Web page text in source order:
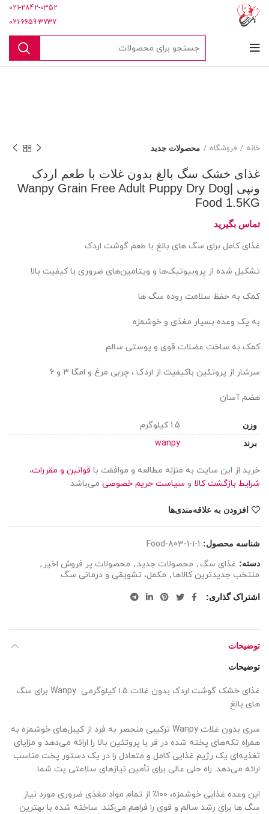
021-2842-0352
021-6659-3737
خانه فروشگاه محصولات جدید
غذای خشک سگ بالغ بدون غلات با طعم اردک
ونپی |Wanpy Grain Free Adult Puppy Dry Dog
Food 1.5KG
غذای کامل برای سگ های بالغ با طعم گوشت اردک
تشکیل شده از پروبیوتیک‌ها و ویتامین‌های ضروری با کیفیت بالا
کمک به حفظ سلامت روده سگ ها
به یک وعده بسیار مغذی و خوشمزه
کمک به ساخت عضلات قوی و پوستی سالم
سرشار از پروتئین باکیفیت از اردک ، چربی مرغ و امگا ۳ و ۶
هضم آسان
وزن 1.5 کیلوگرم
برند wanpy
خرید از این سایت به منزله مطالعه و موافقت با قوانین و مقررات،
شرایط بازگشت کالا و سیاست حریم خصوصی می‌باشد
افزودن به علاقه‌مندی‌ها
شناسه محصول: Food-803-1-1-1
دسته: غذای سگ , محصولات جدید, محصولات پر فروش اخیر ,
منتخب جدیدترین کالاها, مکمل، تشویقی و درمانی سگ
اشتراک گذاری
توضیحات
توضیحات
غذای خشک گوشت اردک بدون غلات ۱.۵ کیلوگرمی Wanpy برای سگ
های بالغ
سری بدون غلات Wanpy ترکیبی منحصر به فرد از کیبل‌های خوشمزه به
همراه تکه‌های پخته شده در فر با پروتئین بالا را ارائه می‌دهد و مزایای
تغذیه‌ای یک رژیم غذایی کامل و متعادل را در یک دستور پخت مناسب
ارائه می‌دهد. راه حلی عالی برای تأمین نیازهای سلامتی پت شما.
این وعده غذایی خوشمزه، ۱۰۰٪ از تمام مواد مغذی ضروری مورد نیاز
سگ ها برای رشد سالم و قوی را فراهم می‌کند. ساخته شده با بهترین